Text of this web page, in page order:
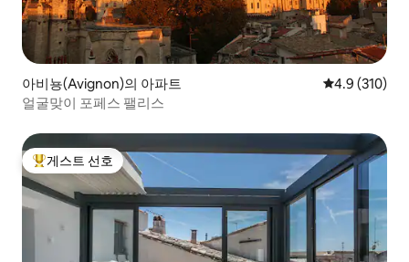
아비뇽(Avignon)의 아파트 평점 4.9점(5
4.9 (310)
얼굴맞이 포페스 팰리스
상위 게스트 선호
게스트 선호